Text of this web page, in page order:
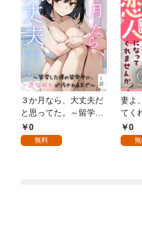
３か月なら、大丈夫だ
と思ってた。～留学し
た僕の留守中に、一途
な彼女が汚されるまで
0
無料
妻よ
てく
話0